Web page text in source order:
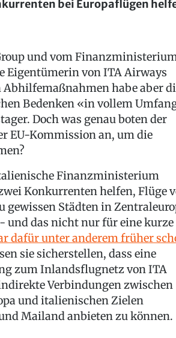
bei Europaflügen
und vom
Eigentümerin von ITA Airways
Abhilfemaßnahmen habe aber
Bedenken «in vollem
Doch was genau boten der
EU-Kommission an, um die
Finanzministerium
Konkurrenten helfen, Flüge
gewissen Städten in
und das nicht nur für eine kurze
dafür unter anderem früher
sie sicherstellen, dass eine
zum Inlandsflugnetz von ITA
Verbindungen zwischen
und italienischen Zielen
Mailand anbieten zu können.